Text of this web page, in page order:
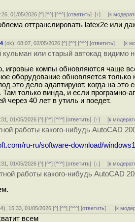
01/05/2026 [^] [^^] [^^^] [ответить][↑] [к
оттранслировать latex2e или
(ok), 08:07, 02/05/2026 [^] [^^] [^^^] [ответить] [к
кульман или старый автокад видимо
игровые компы обновляются чаще
оборудование обновляется только
это дело адаптируют, когда на
только винда, и если програмно-
через 40 лет в утиль и поедет.
01/05/2026 [^] [^^] [^^^] [ответить][↑] [к
работы какого-нибудь AutoCAD
ru-ru/software-download/
01/05/2026 [^] [^^] [^^^] [ответить][↓] [к
работы какого-нибудь AutoCAD
), 15:33, 01/05/2026 [^] [^^] [^^^] [ответить] [к
всем